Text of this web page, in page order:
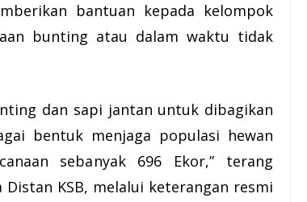
bantuan kepada kelompok
bunting atau dalam waktu tidak
dan sapi jantan untuk dibagikan
bentuk menjaga populasi hewan
sebanyak 696 Ekor,” terang
KSB, melalui keterangan resmi